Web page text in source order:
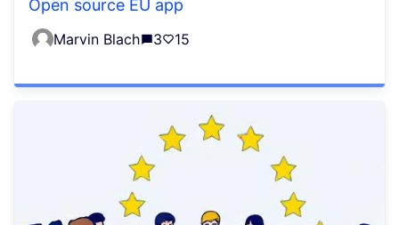
Open source EU app
Marvin Blach 3 15